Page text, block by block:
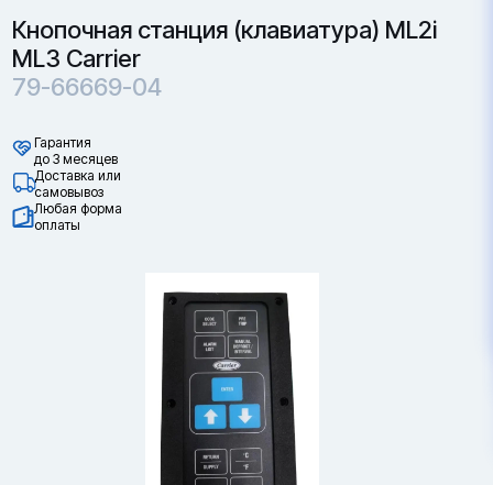
Кнопочная станция (клавиатура) ML2i
ML3 Carrier
79-66669-04
Гарантия
до 3 месяцев
Доставка или
самовывоз
Любая форма
оплаты